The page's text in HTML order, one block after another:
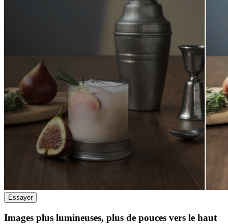
Essayer
Images plus lumineuses, plus de pouces vers le haut